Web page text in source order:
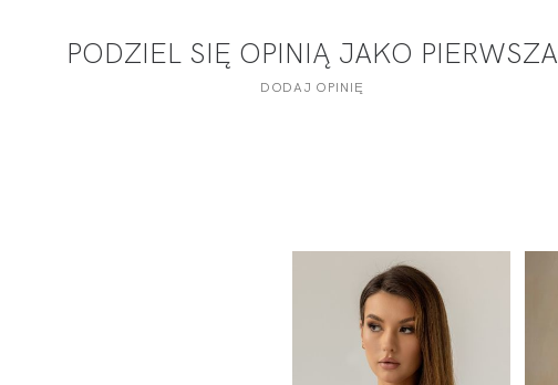
PODZIEL SIĘ OPINIĄ JAKO PIERWSZA
DODAJ OPINIĘ